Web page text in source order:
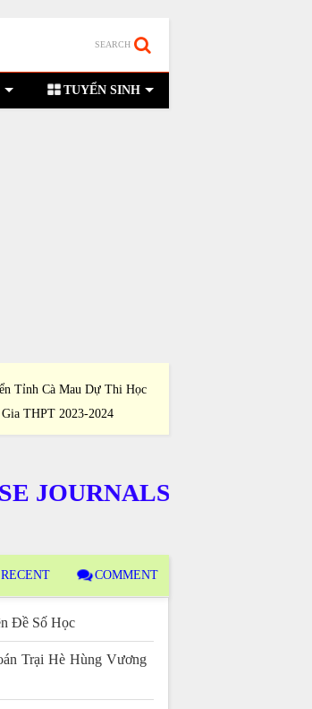
SEARCH
TUYỂN SINH
Tỉnh Cà Mau Dự Thi Học
THPT 2023-2024
RECENT COMMENT
Đề Số Học
Trại Hè Hùng Vương